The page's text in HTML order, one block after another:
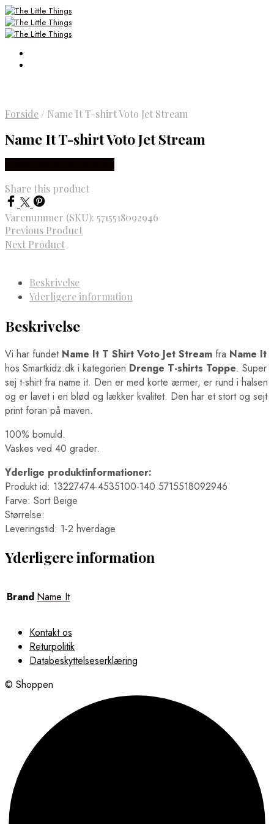
Forside / Name It T-shirt Voto Jet Stream
Name It T-shirt Voto Jet Stream
Share this product
Varenummer (SKU): 5715518092946
Previous Product
Next Product
Beskrivelse
Yderligere information
Beskrivelse
Vi har fundet Name It T Shirt Voto Jet Stream fra Name It
hos Smartkidz.dk i kategorien Drenge T-shirts Toppe. Super
sej t-shirt fra name it. Den er med korte ærmer, er rund i halsen
og er lavet i en blød og lækker kvalitet. Den har et stort og sejt
print foran på maven.
100% bomuld.
Vaskes ved 40 grader.
Yderlige produktinformationer:
Produkt id: 13227474-4535100-140 5715518092946
Farve: Sort Beige
Størrelse:
Leveringstid: 1-2 hverdage
Yderligere information
Brand Name It
Kontakt os
Returpolitik
Databeskyttelseserklæring
© Shoppen